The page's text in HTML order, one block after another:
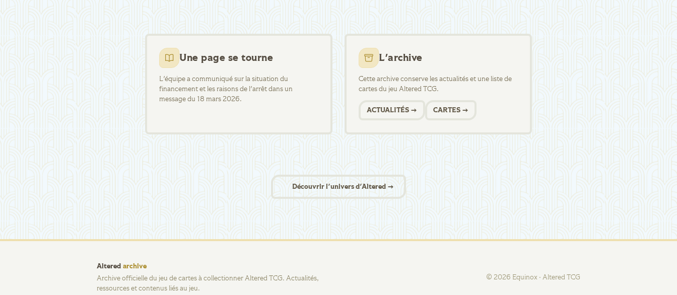
Une page se tourne
L'équipe a communiqué sur la situation du
financement et les raisons de l'arrêt dans un
message du 18 mars 2026.
L'archive
Cette archive conserve les actualités et une liste de
cartes du jeu Altered TCG.
ACTUALITÉS → CARTES →
Découvrir l'univers d'Altered →
Altered archive
Archive officielle du jeu de cartes à collectionner Altered TCG. Actualités,
ressources et contenus liés au jeu.
© 2026 Equinox · Altered TCG